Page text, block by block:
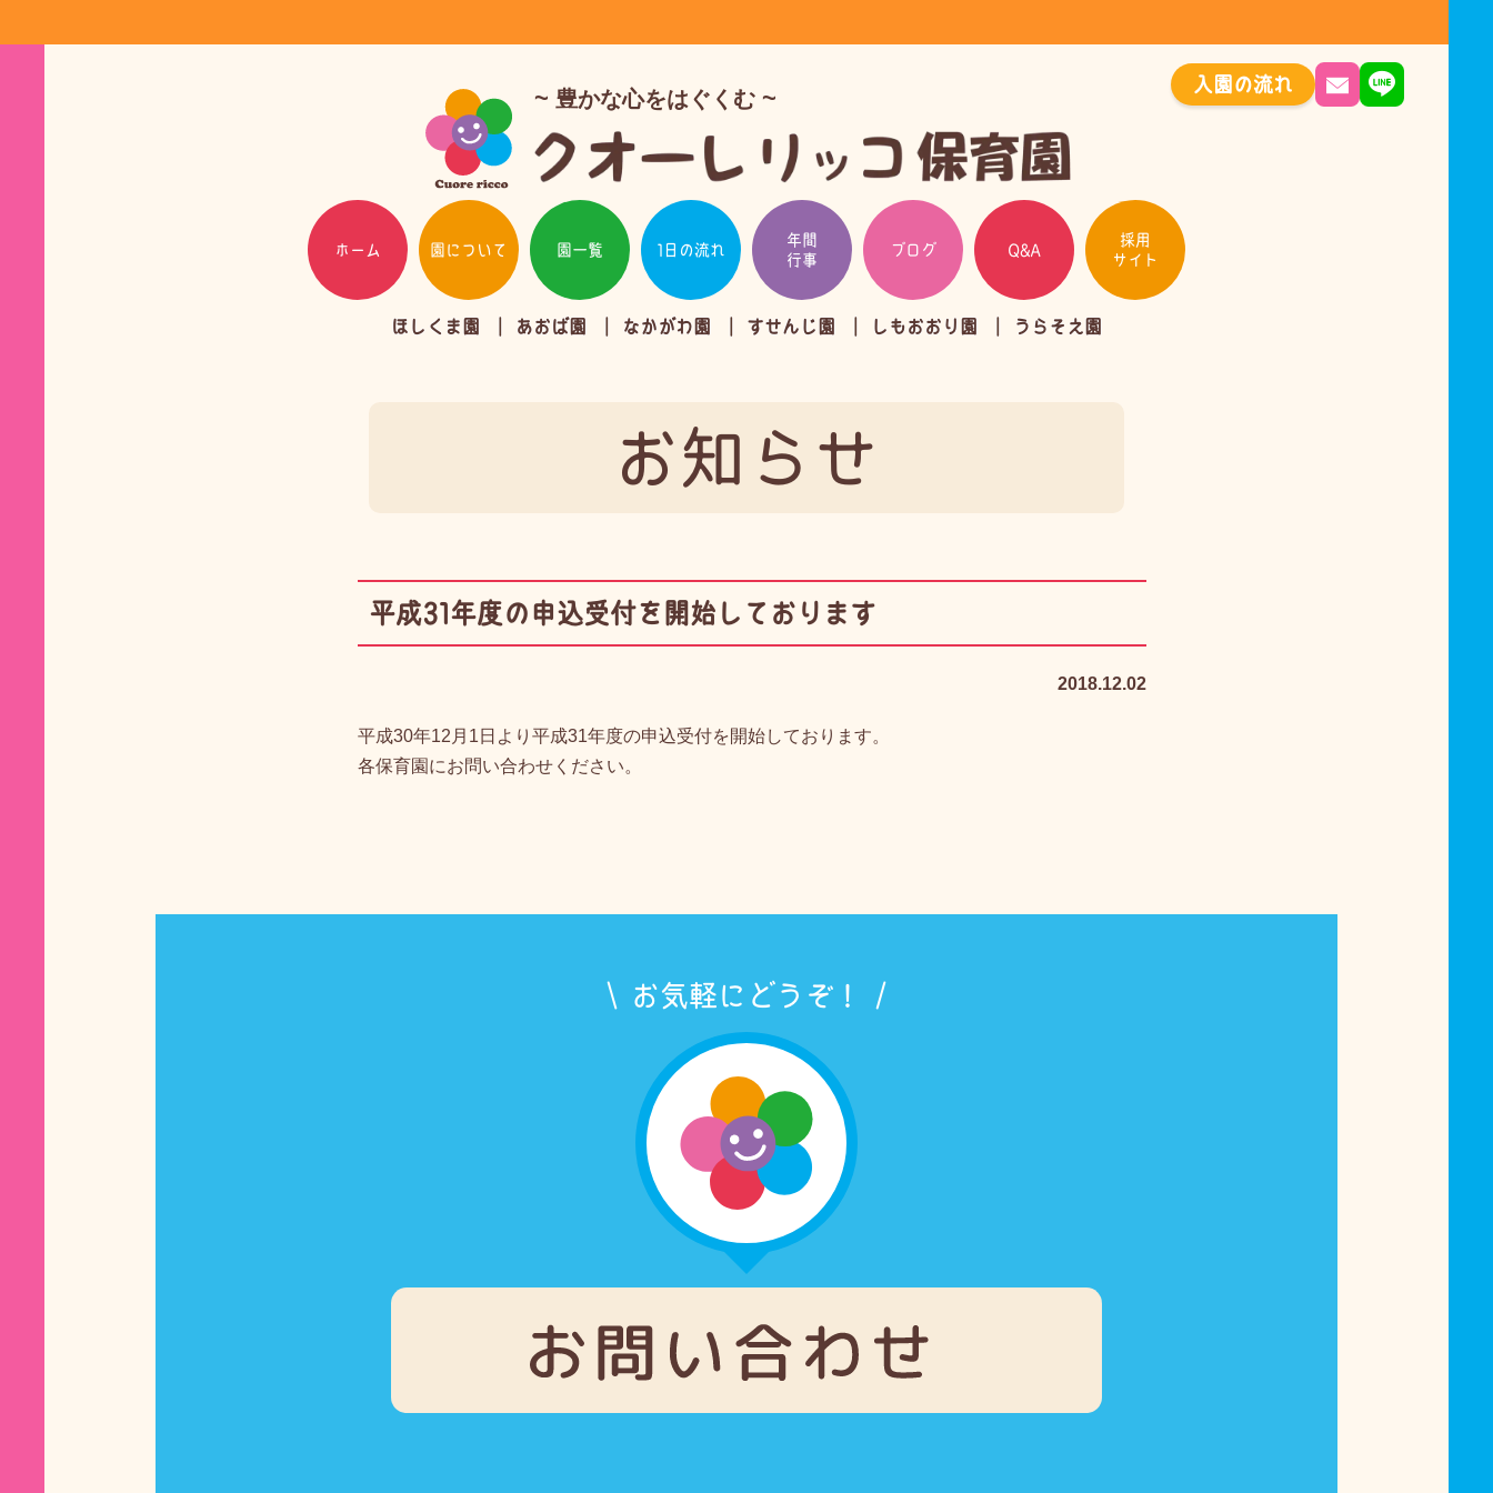
入園の流れ
豊かな心をはぐくむ
ホーム 園について 園一覧 1日の流れ
年間
行事
ブログ Q&A
採用
サイト
ほしくま園 あおば園 なかがわ園 すせんじ園 しもおおり園 うらそえ園
お知らせ
平成31年度の申込受付を開始しております
2018.12.02
平成30年12月1日より平成31年度の申込受付を開始しております。
各保育園にお問い合わせください。
お気軽にどうぞ！